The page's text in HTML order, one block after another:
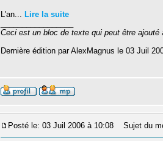
L'an... Lire la suite
Ceci est un bloc de texte qui peut être
Dernière édition par AlexMagnus le 03 Juil
Posté le: 03 Juil 2006 à 10:08 Sujet du